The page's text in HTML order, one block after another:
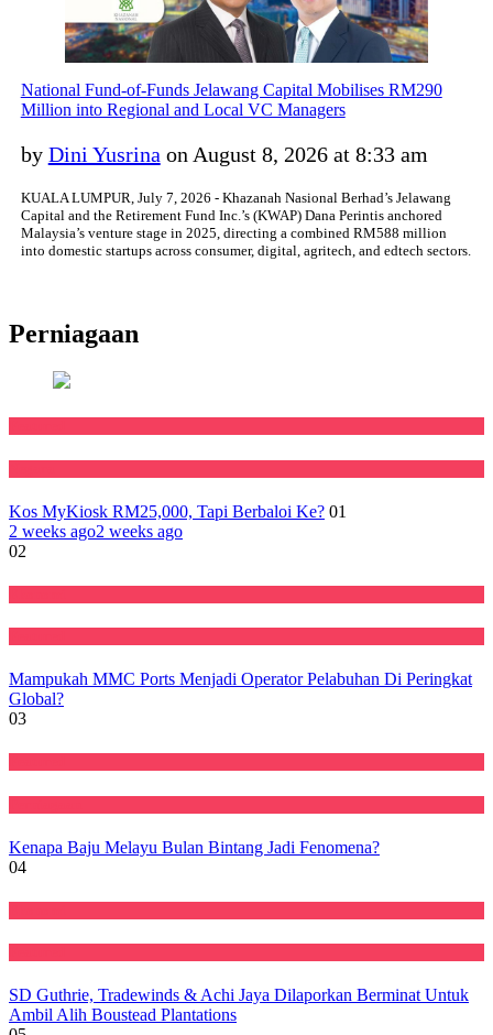
National Fund-of-Funds Jelawang Capital Mobilises RM290
Million into Regional and Local VC Managers
by Dini Yusrina on August 8, 2026 at 8:33 am
KUALA LUMPUR, July 7, 2026 - Khazanah Nasional Berhad’s Jelawang
Capital and the Retirement Fund Inc.’s (KWAP) Dana Perintis anchored
Malaysia’s venture stage in 2025, directing a combined RM588 million
into domestic startups across consumer, digital, agritech, and edtech sectors.
Perniagaan
Kos MyKiosk RM25,000, Tapi Berbaloi Ke? 01
2 weeks ago2 weeks ago
02
Mampukah MMC Ports Menjadi Operator Pelabuhan Di Peringkat
Global?
03
Kenapa Baju Melayu Bulan Bintang Jadi Fenomena?
04
SD Guthrie, Tradewinds & Achi Jaya Dilaporkan Berminat Untuk
Ambil Alih Boustead Plantations